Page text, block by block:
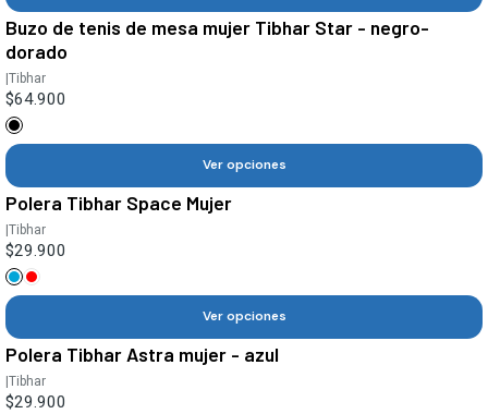
Buzo de tenis de mesa mujer Tibhar Star - negro-
dorado
|Tibhar
$64.900
Ver opciones
Polera Tibhar Space Mujer
|Tibhar
$29.900
Ver opciones
Polera Tibhar Astra mujer - azul
|Tibhar
$29.900